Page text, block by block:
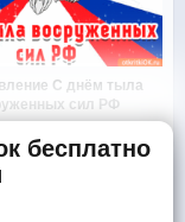
С днём тыла
сил РФ
бесплатно